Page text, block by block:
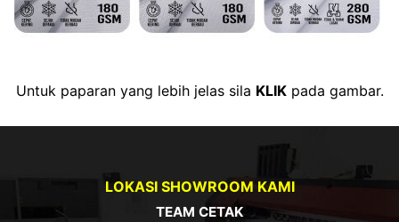
Untuk paparan yang lebih jelas sila KLIKpada gambar.
LOKASI SHOWROOM KAMI
TEAM CETAK